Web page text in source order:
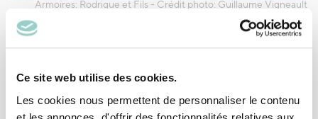
Ce site web utilise des cookies.
Les cookies nous permettent de personnaliser le contenu
Briquettes recyclées pour
un style patrimonial
Par Atelier Malu